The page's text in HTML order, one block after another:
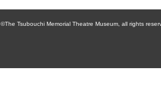
大学坪内博士記
念演劇博物館
©The Tsubouchi Memorial Theatre Museum, all rights